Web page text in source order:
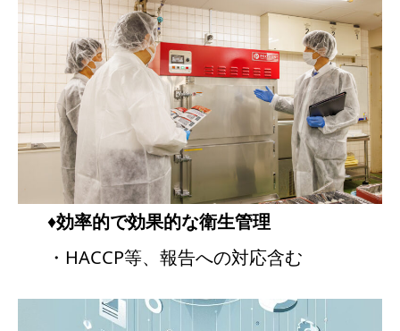
♦効率的で効果的な衛生管理
・HACCP等、報告への対応含む